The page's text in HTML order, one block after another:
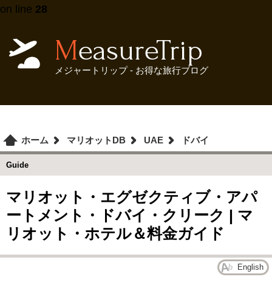
on line 28
MeasureTrip
メジャートリップ - お得な旅行ブログ
ホーム マリオットDB UAE ドバイ
Guide
マリオット・エグゼクティブ・アパ
ートメント・ドバイ・クリーク | マ
リオット・ホテル＆料金ガイド
English